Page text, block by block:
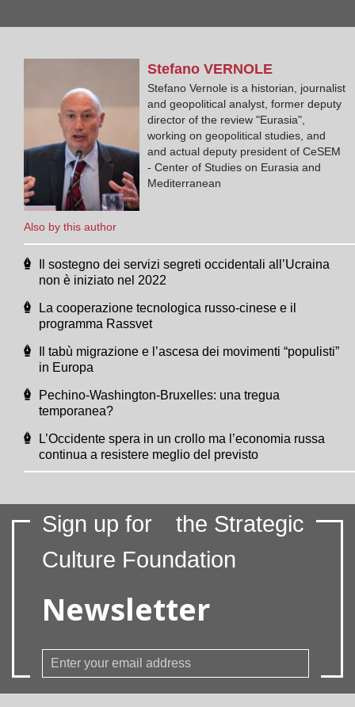
Also by this author
StefanoVERNOLE
Stefano Vernole is a historian, journalist
and geopolitical analyst, former deputy
director of the review "Eurasia",
working on geopolitical studies, and
and actual deputy president of CeSEM
- Center of Studies on Eurasia and
Mediterranean
Il sostegno dei servizi segreti occidentali all’Ucraina
non è iniziato nel 2022
La cooperazione tecnologica russo-cinese e il
programma Rassvet
Il tabù migrazione e l’ascesa dei movimenti “populisti”
in Europa
Pechino-Washington-Bruxelles: una tregua
temporanea?
L’Occidente spera in un crollo ma l’economia russa
continua a resistere meglio del previsto
Sign up for
the Strategic
Culture Foundation
Newsletter